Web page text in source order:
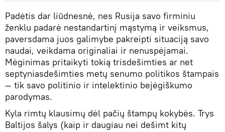
Padėtis dar liūdnesnė, nes Rusija savo firminiu
ženklu padarė nestandartinį mąstymą ir veiksmus,
paversdama juos galimybe pakreipti situaciją savo
naudai, veikdama originaliai ir nenuspėjamai.
Mėginimas pritaikyti tokią trisdešimties ar net
septyniasdešimties metų senumo politikos štampais
— tik savo politinio ir intelektinio bejėgiškumo
parodymas.
Kyla rimtų klausimų dėl pačių štampų kokybės. Trys
Baltijos šalys (kaip ir daugiau nei dešimt kitų